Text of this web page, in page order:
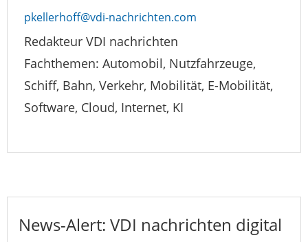
pkellerhoff@vdi-nachrichten.com
Redakteur VDI nachrichten
Fachthemen: Automobil, Nutzfahrzeuge,
Schiff, Bahn, Verkehr, Mobilität, E-Mobilität,
Software, Cloud, Internet, KI
News-Alert: VDI nachrichten digital